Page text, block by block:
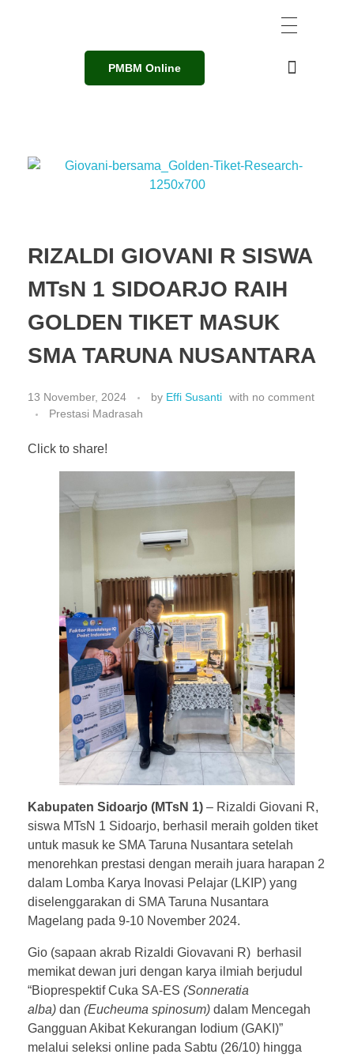
PMBM Online
RIZALDI GIOVANI R SISWA
MTsN 1 SIDOARJO RAIH
GOLDEN TIKET MASUK
SMA TARUNA NUSANTARA
13 November, 2024 by Effi Susanti with no comment
Prestasi Madrasah
Click to share!
Kabupaten Sidoarjo (MTsN 1) – Rizaldi Giovani R,
siswa MTsN 1 Sidoarjo, berhasil meraih golden tiket
untuk masuk ke SMA Taruna Nusantara setelah
menorehkan prestasi dengan meraih juara harapan 2
dalam Lomba Karya Inovasi Pelajar (LKIP) yang
diselenggarakan di SMA Taruna Nusantara
Magelang pada 9-10 November 2024.
Gio (sapaan akrab Rizaldi Giovavani R) berhasil
memikat dewan juri dengan karya ilmiah berjudul
“Bioprespektif Cuka SA-ES (Sonneratia
alba) dan (Eucheuma spinosum) dalam Mencegah
Gangguan Akibat Kekurangan Iodium (GAKI)”
melalui seleksi online pada Sabtu (26/10) hingga